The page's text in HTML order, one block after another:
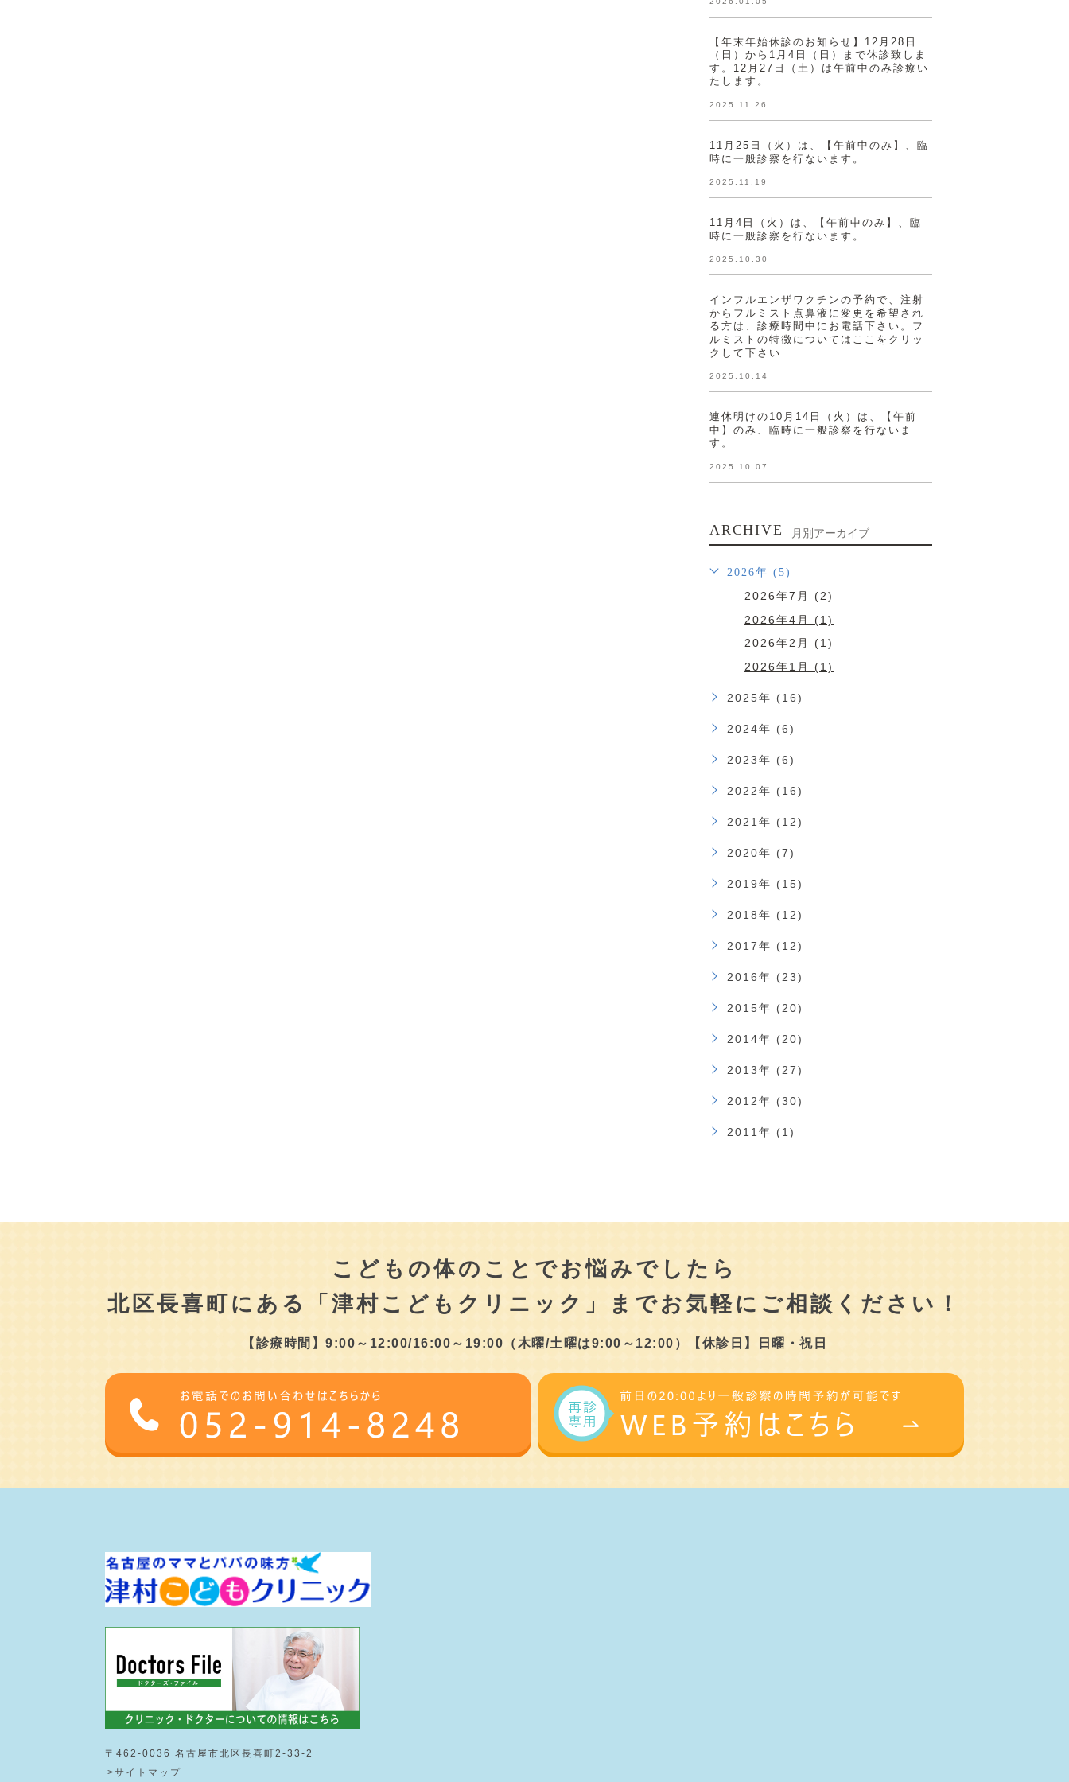
【年末年始休診のお知らせ】12月28日
（日）から1月4日（日）まで休診致しま
す。12月27日（土）は午前中のみ診療い
たします。
2025.11.26
11月25日（火）は、【午前中のみ】、臨
時に一般診察を行ないます。
2025.11.19
11月4日（火）は、【午前中のみ】、臨
時に一般診察を行ないます。
2025.10.30
インフルエンザワクチンの予約で、注射
からフルミスト点鼻液に変更を希望され
る方は、診療時間中にお電話下さい。フ
ルミストの特徴についてはここをクリッ
クして下さい
2025.10.14
連休明けの10月14日（火）は、【午前
中】のみ、臨時に一般診察を行ないま
す。
2025.10.07
ARCHIVE 月別アーカイブ
2026年 (5)
2026年7月 (2)
2026年4月 (1)
2026年2月 (1)
2026年1月 (1)
2025年 (16)
2024年 (6)
2023年 (6)
2022年 (16)
2021年 (12)
2020年 (7)
2019年 (15)
2018年 (12)
2017年 (12)
2016年 (23)
2015年 (20)
2014年 (20)
2013年 (27)
2012年 (30)
2011年 (1)
こどもの体のことでお悩みでしたら
北区長喜町にある
「津村こどもクリニック」までお気軽にご相談ください！
【診療時間】9:00～12:00/16:00～19:00 （木曜/土曜は9:00～12:00） 【休診日】日曜・祝日
〒462-0036 名古屋市北区長喜町2-33-2
>サイトマップ